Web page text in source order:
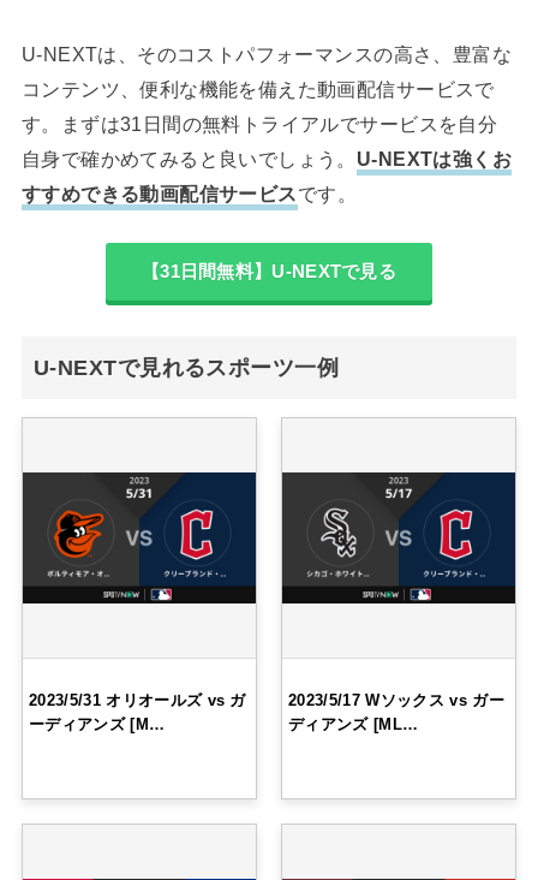
U-NEXTは、そのコストパフォーマンスの高さ、豊富な
コンテンツ、便利な機能を備えた動画配信サービスで
す。まずは31日間の無料トライアルでサービスを自分
自身で確かめてみると良いでしょう。 U-NEXTは強くお
すすめできる動画配信サービスです。
【31日間無料】U-NEXTで見る
U-NEXTで見れるスポーツ一例
2023/5/31 オリオールズ vs ガ
ーディアンズ [M…
2023/5/17 Wソックス vs ガー
ディアンズ [ML…